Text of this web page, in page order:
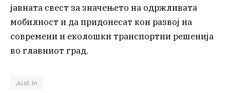
јавната свест за значењето на одржливата
мобилност и да придонесат кон развој на
современи и еколошки транспортни решенија
во главниот град.
Just In